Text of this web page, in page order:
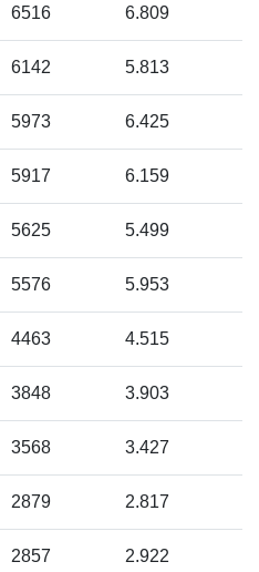
6516 6.809
6142 5.813
5973 6.425
5917 6.159
5625 5.499
5576 5.953
4463 4.515
3848 3.903
3568 3.427
2879 2.817
2857 2.922